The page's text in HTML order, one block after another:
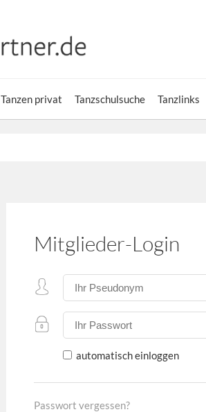
Tanzen privat Tanzschulsuche Tanzlinks
Mitglieder-Login
automatisch einloggen
Passwort vergessen?